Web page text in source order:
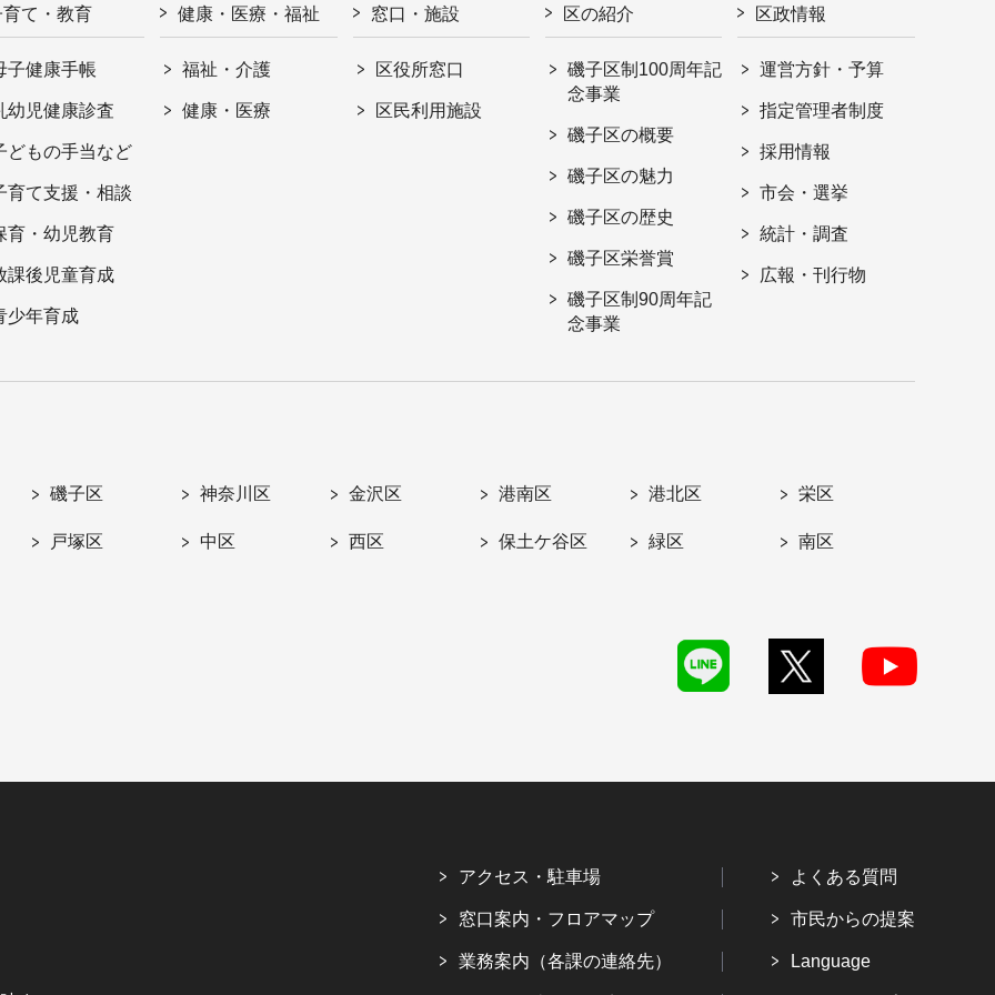
育て・教育
子健康手帳
幼児健康診査
どもの手当など
育て支援・相談
育・幼児教育
課後児童育成
少年育成
健康・医療・福祉
福祉・介護
健康・医療
窓口・施設
区役所窓口
区民利用施設
区の紹介
磯子区制100周年記
念事業
磯子区の概要
磯子区の魅力
磯子区の歴史
磯子区栄誉賞
磯子区制90周年記
念事業
区政情報
運営方針・予算
指定管理者制度
採用情報
市会・選挙
統計・調査
広報・刊行物
磯子区 神奈川区 金沢区 港南区 港北区 栄区
戸塚区 中区 西区 保土ケ谷区 緑区 南区
アクセス・駐車場
窓口案内・フロアマップ
業務案内（各課の連絡先）
よくある質問
市民からの提案
Language